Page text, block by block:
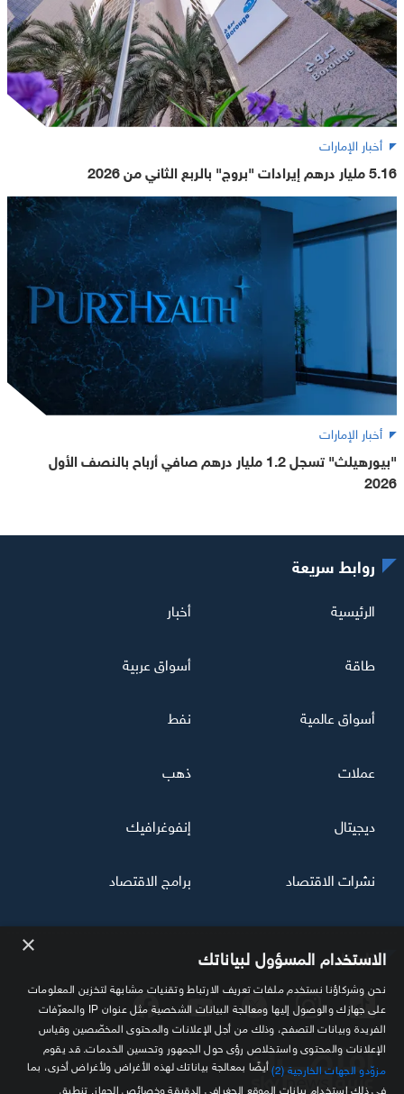
أخبار الإمارات
5.16 مليار درهم إيرادات "بروج" بالربع الثاني من 2026
أخبار الإمارات
"بيورهيلث" تسجل 1.2 مليار درهم صافي أرباح بالنصف الأول
2026
تابعنا
روابط سريعة
الرئيسية أخبار
طاقة أسواق عربية
أسواق عالمية نفط
عملات ذهب
ديجيتال إنفوغرافيك
نشرات الاقتصاد برامج الاقتصاد
× الاستخدام المسؤول لبياناتك
نحن وشركاؤنا نستخدم ملفات تعريف الارتباط وتقنيات مشابهة لتخزين المعلومات
على جهازك والوصول إليها ومعالجة البيانات الشخصية مثل عنوان IP والمعرّفات
الفريدة وبيانات التصفح، وذلك من أجل الإعلانات والمحتوى المخصّصين وقياس
الإعلانات والمحتوى واستخلاص رؤى حول الجمهور وتحسين الخدمات. قد يقوم
مزوّدو الجهات الخارجية (2)
أيضًا بمعالجة بياناتك لهذه الأغراض ولأغراض أخرى، بما
في ذلك استخدام بيانات الموقع الجغرافي الدقيقة وخصائص الجهاز. تنطبق